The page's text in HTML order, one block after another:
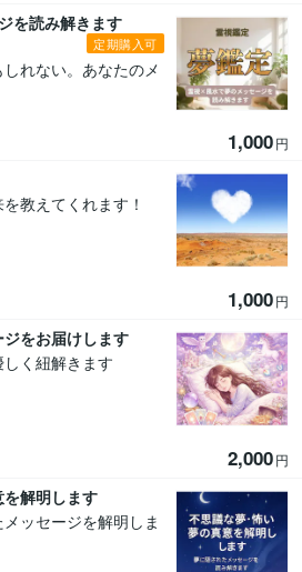
を読み解きます
定期購入可
れない。あなたのメ
1,000円
教えてくれます！
1,000円
をお届けします
く紐解きます
2,000円
解明します
ッセージを解明しま